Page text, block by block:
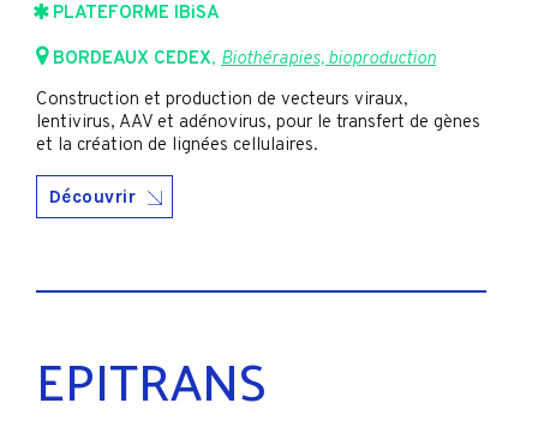
PLATEFORME IBiSA
BORDEAUX CEDEX, Biothérapies, bioproduction
Construction et production de vecteurs viraux,
lentivirus, AAV et adénovirus, pour le transfert de gènes
et la création de lignées cellulaires.
Découvrir
EPITRANS